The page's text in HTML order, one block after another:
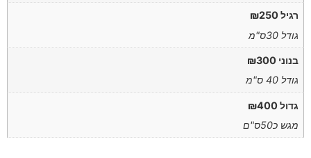
רגיל ₪250
גודל 30ס"מ
בנוני ₪300
גודל 40 ס"מ
גדול ₪400
מגש כ50ס"ם